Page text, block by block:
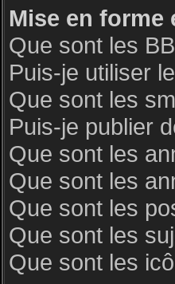
Mise en forme
Que sont les
Puis-je utiliser
Que sont les
Puis-je publier
Que sont les
Que sont les
Que sont les
Que sont les
Que sont les